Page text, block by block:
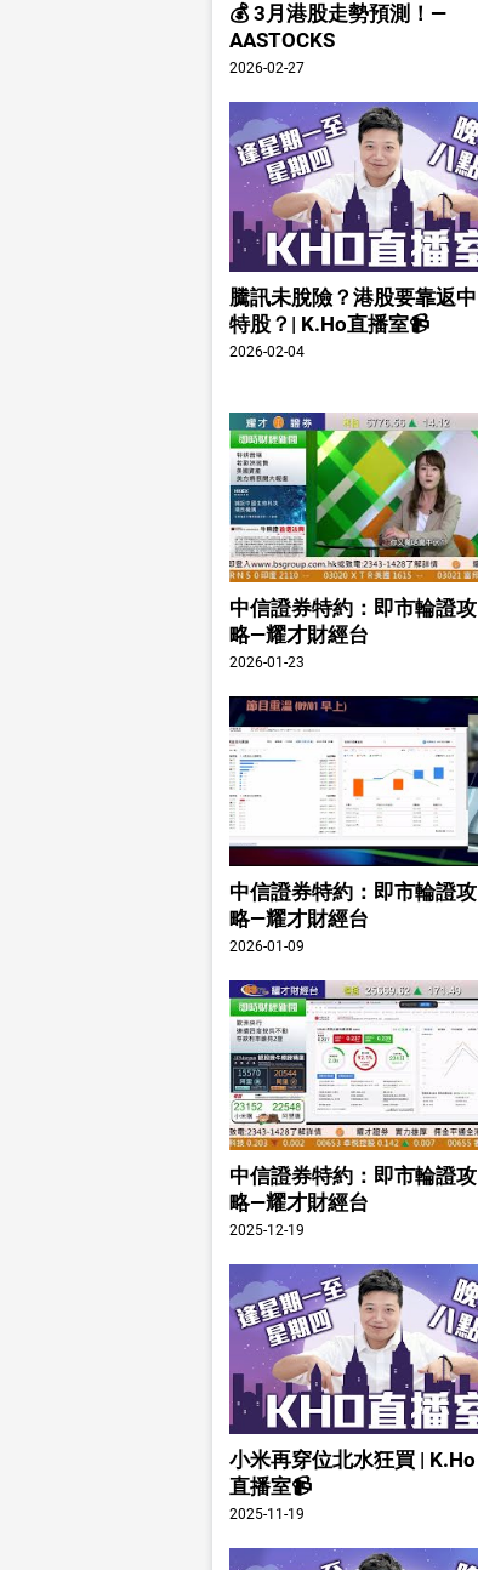
💰 3月港股走勢預測！—
AASTOCKS
2026-02-27
騰訊未脫險？港股要靠返中
特股？| K.Ho直播室📹
2026-02-04
中信證券特約：即市輪證攻
略—耀才財經台
2026-01-23
中信證券特約：即市輪證攻
略—耀才財經台
2026-01-09
中信證券特約：即市輪證攻
略—耀才財經台
2025-12-19
小米再穿位北水狂買 | K.Ho
直播室📹
2025-11-19